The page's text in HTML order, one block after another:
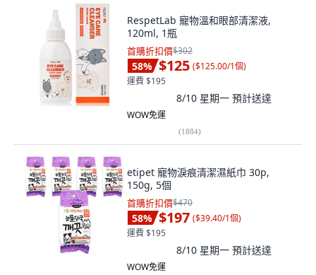
RespetLab 寵物溫和眼部清潔液,
120ml, 1瓶
首購折扣價$302
58% $125 ($125.00/1個)
運費 $195
8/10 星期一 預計送達
WOW免運
(1884)
etipet 寵物淚痕清潔濕紙巾 30p,
150g, 5個
首購折扣價$470
58% $197 ($39.40/1個)
運費 $195
8/10 星期一 預計送達
WOW免運